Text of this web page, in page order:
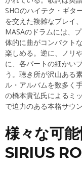
SHOのハイテク・ギタ
を交えた複雑なプレイ
MASAのドラムには、
体的に曲がコンパクト
楽しめる。逆に、ノリ
に、各パートの細かい
う。聴き所が沢山ある
ル・アルバムを数多く
の橋本貴弘氏によるミ
で迫力のある本格サウ
様々な可
SIRIUS